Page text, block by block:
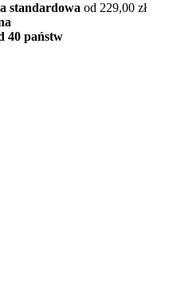
standardowa od 229,00 zł
40 państw